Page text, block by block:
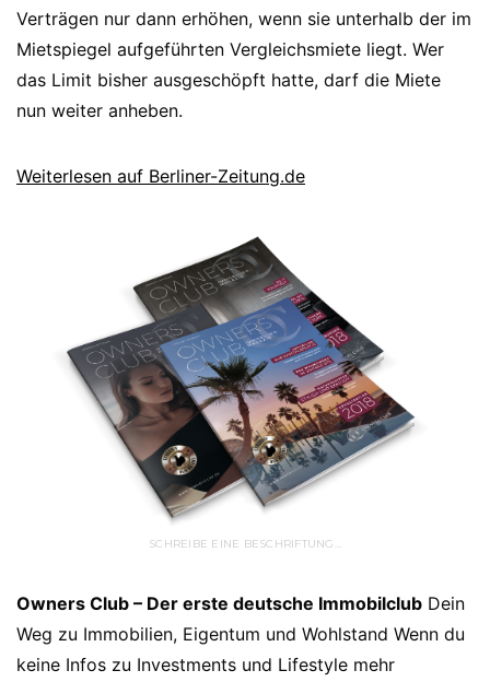
Verträgen nur dann erhöhen, wenn sie unterhalb der im
Mietspiegel aufgeführten Vergleichsmiete liegt. Wer
das Limit bisher ausgeschöpft hatte, darf die Miete
nun weiter anheben.
Weiterlesen auf Berliner-Zeitung.de
SCHREIBE EINE BESCHRIFTUNG…
Owners Club – Der erste deutsche Immobilclub Dein
Weg zu Immobilien, Eigentum und Wohlstand Wenn du
keine Infos zu Investments und Lifestyle mehr